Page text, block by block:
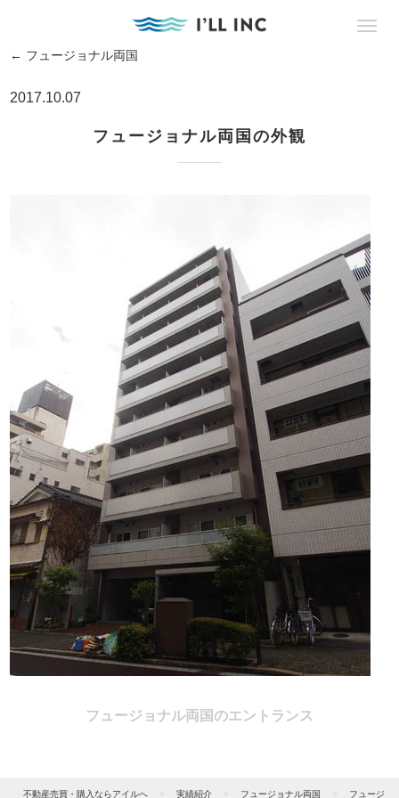
← フュージョナル両国
2017.10.07
フュージョナル両国の外観
フュージョナル両国のエントランス
不動産売買・購入ならアイルへ > 実績紹介 > フュージョナル両国 > フュージ